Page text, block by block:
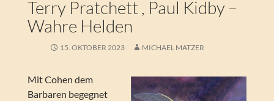
Terry Pratchett , Paul Kidby –
Wahre Helden
15. OKTOBER 2023 MICHAEL MATZER
Mit Cohen dem
Barbaren begegnet